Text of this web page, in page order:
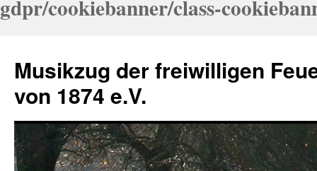
gdpr/cookiebanner/class-
springen
Musikzug der freiwilligen
von 1874 e.V.